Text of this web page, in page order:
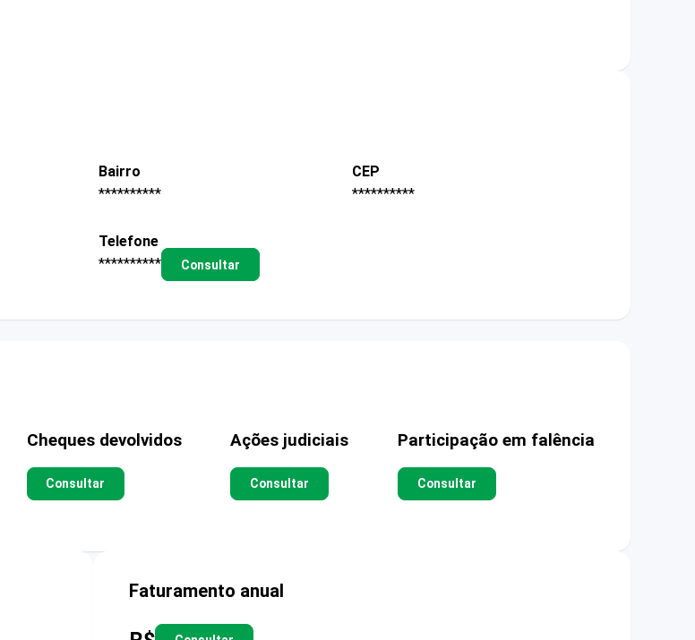
Bairro
**********
CEP
**********
Telefone
**********
Consultar
Cheques devolvidos
Consultar
Ações judiciais
Consultar
Participação em falência
Consultar
Faturamento anual